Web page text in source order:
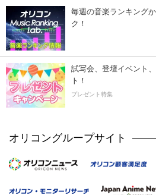
毎週の音楽ランキング
ク！
試写会、登壇イベント
ト！
プレゼント特集
オリコングループサイト